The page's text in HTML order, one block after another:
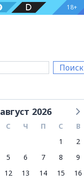
18+
Поиск
август 2026
С Ч П С
В
1
2
5 6 7 8
9
12 13 14 15
16